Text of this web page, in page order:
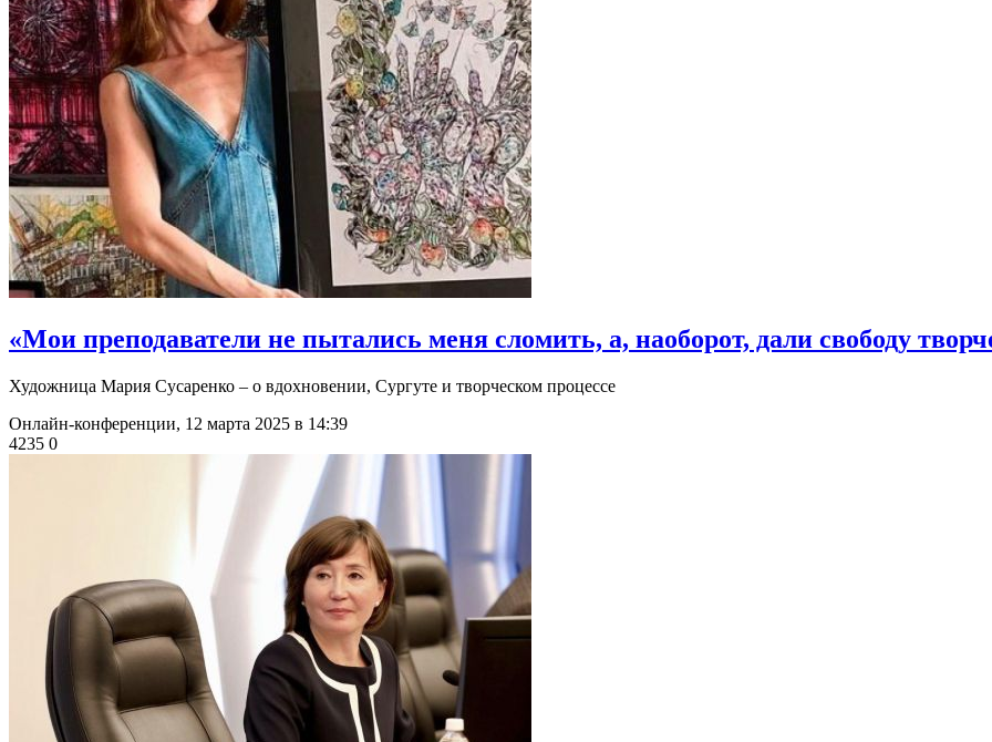
«Мои преподаватели не пытались меня сломить, а, наоборот, дали свободу
Художница Мария Сусаренко – о вдохновении, Сургуте и творческом процессе
Онлайн-конференции, 12 марта 2025 в 14:39
4235 0